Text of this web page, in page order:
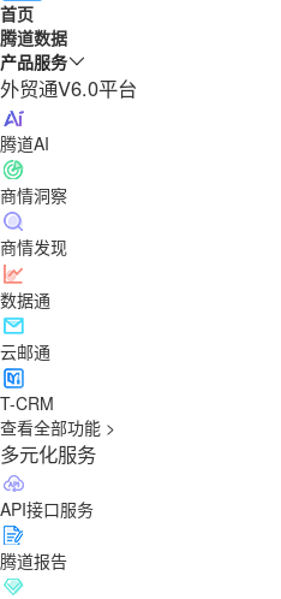
首页
腾道数据
产品服务
外贸通V6.0平台
腾道AI
商情洞察
商情发现
数据通
云邮通
T-CRM
查看全部功能 >
多元化服务
API接口服务
腾道报告